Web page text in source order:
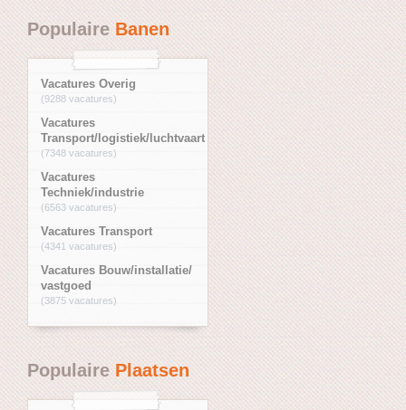
PopulaireBanen
Vacatures Overig
(9288 vacatures)
Vacatures
Transport/logistiek/luchtvaart
(7348 vacatures)
Vacatures
Techniek/industrie
(6563 vacatures)
Vacatures Transport
(4341 vacatures)
Vacatures Bouw/installatie/
vastgoed
(3875 vacatures)
PopulairePlaatsen